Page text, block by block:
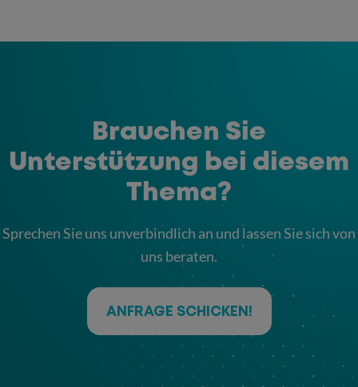
Brauchen Sie
Unterstützung bei diesem
Thema?
Sprechen Sie uns unverbindlich an und lassen Sie sich von
uns beraten.
ANFRAGE SCHICKEN!